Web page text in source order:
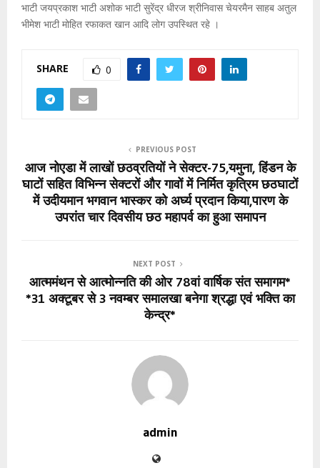
भाटी जयप्रकाश भाटी अशोक भाटी सुरेंद्र धीरज श्रीनिवास चेयरमैन साहब अतुल
भीमेश भाटी मोहित रफाकत खान आदि लोग उपस्थित रहे ।
SHARE 0
PREVIOUS POST
आज नोएडा में लाखों छठव्रतियों ने सेक्टर-75,यमुना, हिंडन के
घाटों सहित विभिन्न सेक्टरों और गावों में निर्मित कृत्रिम छठघाटों
में उदीयमान भगवान भास्कर को अर्घ्य प्रदान किया,पारण के
उपरांत चार दिवसीय छठ महापर्व का हुआ समापन
NEXT POST
आत्ममंथन से आत्मोन्नति की ओर 78वां वार्षिक संत समागम*
*31 अक्टूबर से 3 नवम्बर समालखा बनेगा श्रद्धा एवं भक्ति का
केन्द्र*
admin